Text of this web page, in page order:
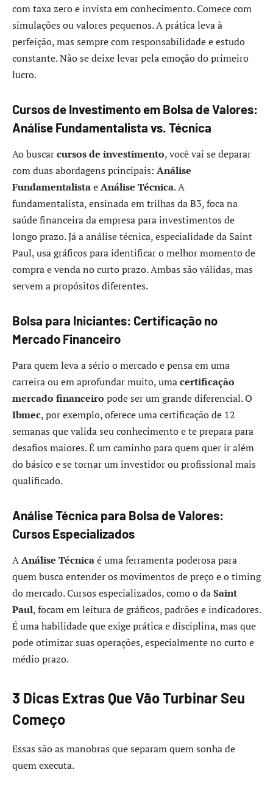
com taxa zero e invista em conhecimento. Comece com
simulações ou valores pequenos. A prática leva à
perfeição, mas sempre com responsabilidade e estudo
constante. Não se deixe levar pela emoção do primeiro
lucro.
Cursos de Investimento em Bolsa de Valores:
Análise Fundamentalista vs. Técnica
Ao buscarcursos de investimento, você vai se deparar
com duas abordagens principais: Análise
FundamentalistaeAnálise Técnica. A
fundamentalista, ensinada em trilhas da B3, foca na
saúde financeira da empresa para investimentos de
longo prazo. Já a análise técnica, especialidade da Saint
Paul, usa gráficos para identificar o melhor momento de
compra e venda no curto prazo. Ambas são válidas, mas
servem a propósitos diferentes.
Bolsa para Iniciantes: Certificação no
Mercado Financeiro
Para quem leva a sério o mercado e pensa em uma
carreira ou em aprofundar muito, umacertificação
mercado financeiro pode ser um grande diferencial. O
Ibmec, por exemplo, oferece uma certificação de 12
semanas que valida seu conhecimento e te prepara para
desafios maiores. É um caminho para quem quer ir além
do básico e se tornar um investidor ou profissional mais
qualificado.
Análise Técnica para Bolsa de Valores:
Cursos Especializados
AAnálise Técnicaé uma ferramenta poderosa para
quem busca entender os movimentos de preço e o timing
do mercado. Cursos especializados, como o daSaint
Paul, focam em leitura de gráficos, padrões e indicadores.
É uma habilidade que exige prática e disciplina, mas que
pode otimizar suas operações, especialmente no curto e
médio prazo.
3 Dicas Extras Que Vão Turbinar Seu
Começo
Essas são as manobras que separam quem sonha de
quem executa.